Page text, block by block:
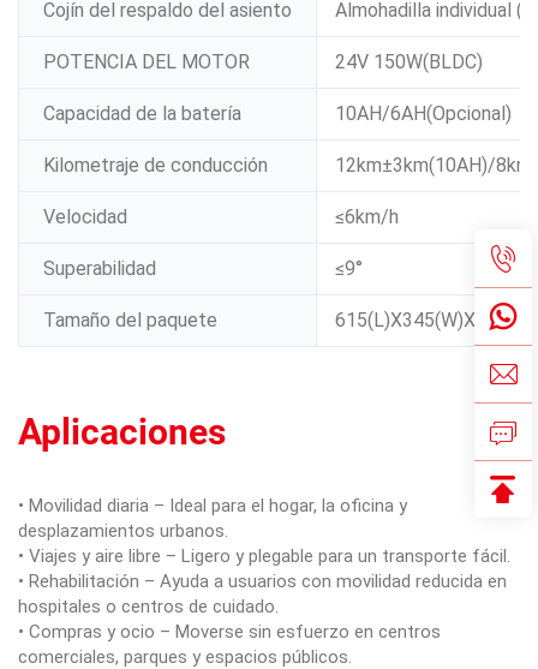
Cojín del respaldo del asiento Almohadilla individual
POTENCIA DEL MOTOR 24V 150W(BLDC)
Capacidad de la batería 10AH/6AH(Opcional)
Kilometraje de conducción 12km±3km(10AH)/
Velocidad ≤6km/h
Superabilidad ≤9°
Tamaño del paquete 615(L)X345(W)X815(H)
Aplicaciones
• Movilidad diaria – Ideal para el hogar, la oficina y
desplazamientos urbanos.
• Viajes y aire libre – Ligero y plegable para un transporte fácil.
• Rehabilitación – Ayuda a usuarios con movilidad reducida en
hospitales o centros de cuidado.
• Compras y ocio – Moverse sin esfuerzo en centros
comerciales, parques y espacios públicos.